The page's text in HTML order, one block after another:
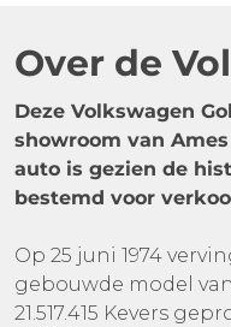
Over de
Deze Volkswagen
showroom van
auto is gezien de
bestemd voor
Op 25 juni 1974
gebouwde model
21.517.415 Kevers